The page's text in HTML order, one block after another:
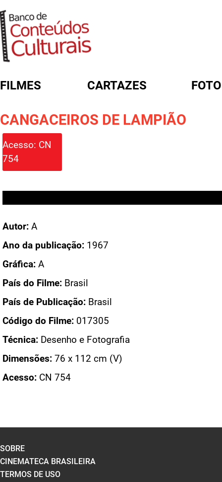
FILMES CARTAZES
CANGACEIROS DE LAMPIÃO
Acesso: CN
754
Autor: A
Ano da publicação: 1967
Gráfica: A
País do Filme: Brasil
País de Publicação: Brasil
Código do Filme: 017305
Técnica: Desenho e Fotografia
Dimensões: 76 x 112 cm (V)
Acesso: CN 754
FORMULÁRIO DE BUSCA
SOBRE
CINEMATECA BRASILEIRA
TERMOS DE USO